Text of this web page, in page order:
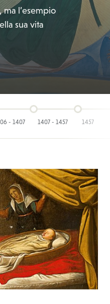
ma l’esempio
sua vita
- 1407 1407 - 1457 1457